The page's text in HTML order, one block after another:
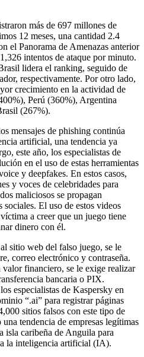
más de 697 millones de
12 meses, una cantidad 2.4
el Panorama de Amenazas anterior
intentos de ataque por minuto.
lidera el ranking, seguido de
respectivamente. Por otro lado,
crecimiento en la actividad de
Perú (360%), Argentina
(267%).
mensajes de phishing continúa
artificial, una tendencia ya
este año, los especialistas de
en el uso de estas herramientas
y deepfakes. En estos casos,
y voces de celebridades para
maliciosos se propagan
sociales. El uso de estos videos
a creer que un juego tiene
dinero con él.
sitio web del falso juego, se le
correo electrónico y contraseña.
financiero, se le exige realizar
bancaria o PIX.
especialistas de Kaspersky en
“.ai” para registrar páginas
sitios falsos con este tipo de
tendencia de empresas legítimas
isla caribeña de Anguila para
la inteligencia artificial (IA).